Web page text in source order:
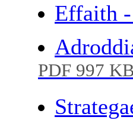
Effaith
PDF 997